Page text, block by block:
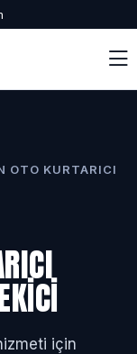
OTO KURTARICI
için